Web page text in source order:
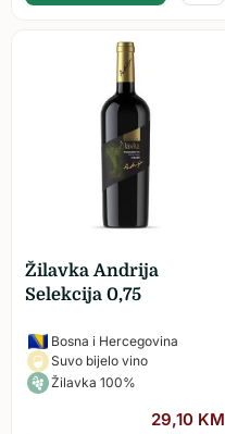
Žilavka Andrija
Selekcija 0,75
Bosna i Hercegovina
Suvo bijelo vino
Žilavka 100%
29,10 KM